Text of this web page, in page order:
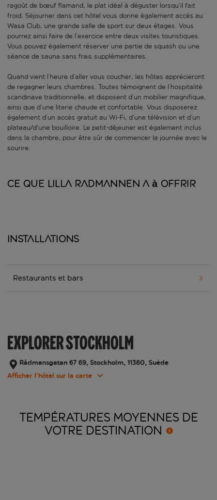
ragoût de bœuf flamand, le plat idéal à déguster lorsqu’il fait
froid. Séjourner dans cet hôtel vous donne également accès au
Wasa Club, une grande salle de sport sur deux étages. Vous
pourrez ainsi faire de l’exercice entre deux visites touristiques.
Vous pouvez également réserver une partie de squash ou une
séance de sauna sans frais supplémentaires.
Quand vient l’heure d’aller vous coucher, les hôtes apprécieront
de regagner leurs chambres. Toutes témoignent de l’hospitalité
scandinave traditionnelle, et disposent d’un mobilier magnifique,
ainsi que d’une literie chaude et confortable. Vous disposerez
également d’un accès gratuit au Wi-Fi, d’une télévision et d’un
plateau/d’une bouilloire. Le petit-déjeuner est également inclus
dans la chambre, pour être sûr de commencer la journée avec le
sourire.
Ce que Lilla Radmannen a à offrir
Installations
Restaurants et bars
EXPLORER STOCKHOLM
Rådmansgatan 67 69, Stockholm, 11360, Suède
Afficher l’hôtel sur la carte
TEMPÉRATURES MOYENNES DE
VOTRE DESTINATION